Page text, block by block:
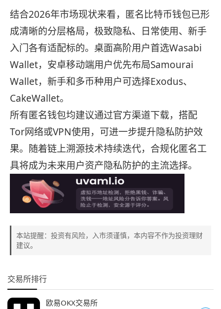
结合2026年市场现状来看，匿名比特币钱包已形
成清晰的分层格局，极致隐私、日常使用、新手
入门各有适配标的。桌面高阶用户首选Wasabi
Wallet，安卓移动端用户优先布局Samourai
Wallet，新手和多币种用户可选择Exodus、
CakeWallet。
所有匿名钱包均建议通过官方渠道下载，搭配
Tor网络或VPN使用，可进一步提升隐私防护效
果。随着链上溯源技术持续迭代，合规化匿名工
具将成为未来用户资产隐私防护的主流选择。
本站提醒：投资有风险，入市须谨慎，本内容不作为投资理财
建议。
交易所排行
欧易OKX交易所